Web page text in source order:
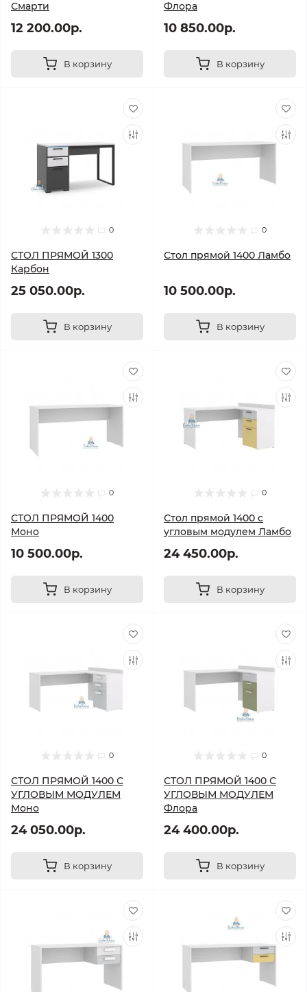
Смарти
12 200.00р.
В корзину
Флора
10 850.00р.
В корзину
0
СТОЛ ПРЯМОЙ 1300
Карбон
25 050.00р.
В корзину
0
Стол прямой 1400 Ламбо
10 500.00р.
В корзину
0
СТОЛ ПРЯМОЙ 1400
Моно
10 500.00р.
В корзину
0
Стол прямой 1400 с
угловым модулем Ламбо
24 450.00р.
В корзину
0
СТОЛ ПРЯМОЙ 1400 С
УГЛОВЫМ МОДУЛЕМ
Моно
24 050.00р.
В корзину
0
СТОЛ ПРЯМОЙ 1400 С
УГЛОВЫМ МОДУЛЕМ
Флора
24 400.00р.
В корзину